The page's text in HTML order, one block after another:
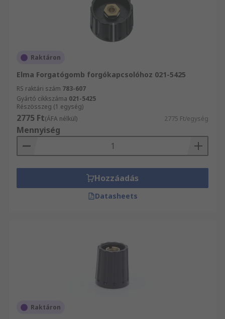
Raktáron
Elma Forgatógomb forgókapcsolóhoz 021-5425
RS raktári szám 783-607
Gyártó cikkszáma 021-5425
Részösszeg (1 egység)
2775 Ft(ÁFA nélkül) 2775 Ft/egység
Mennyiség
Hozzáadás
Datasheets
Raktáron